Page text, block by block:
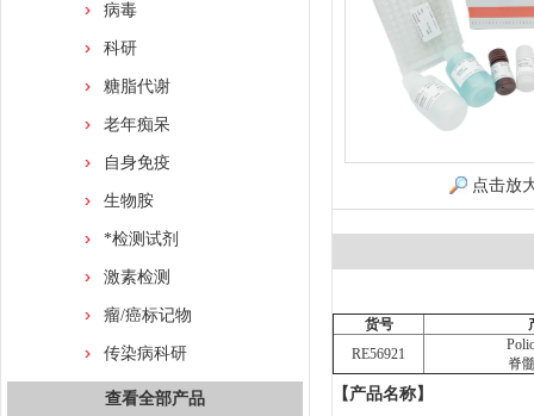
病毒
科研
糖脂代谢
老年痴呆
自身免疫
生物胺
*检测试剂
激素检测
瘤/癌标记物
传染病科研
查看全部产品
点击放
货号
RE56921
脊
【产品名称】